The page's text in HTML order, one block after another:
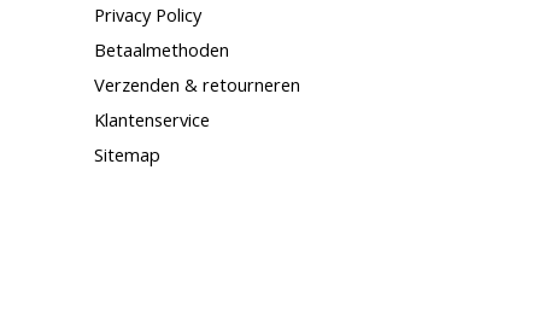
Privacy Policy
Betaalmethoden
Verzenden & retourneren
Klantenservice
Sitemap